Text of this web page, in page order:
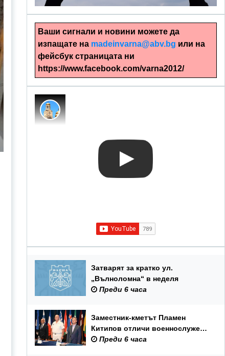
Ваши сигнали и новини можете да
изпащате на madeinvarna@abv.bg или на
фейсбук страницата ни
https://www.facebook.com/varna2012/
Затварят за кратко ул.
„Вълноломна“ в неделя
Преди 6 часа
Заместник-кметът Пламен
Китипов отличи военнослужещи
и цивилни служители по повод
Преди 6 часа